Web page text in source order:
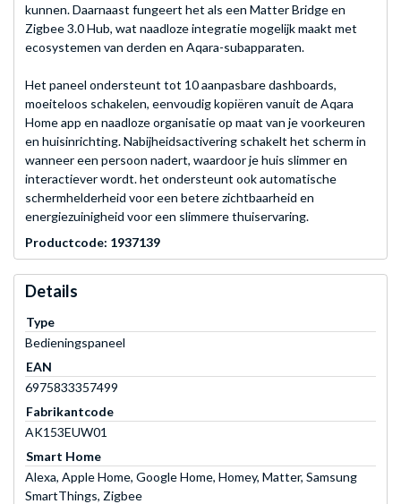
kunnen. Daarnaast fungeert het als een Matter Bridge en
Zigbee 3.0 Hub, wat naadloze integratie mogelijk maakt met
ecosystemen van derden en Aqara-subapparaten.
Het paneel ondersteunt tot 10 aanpasbare dashboards,
moeiteloos schakelen, eenvoudig kopiëren vanuit de Aqara
Home app en naadloze organisatie op maat van je voorkeuren
en huisinrichting. Nabijheidsactivering schakelt het scherm in
wanneer een persoon nadert, waardoor je huis slimmer en
interactiever wordt. het ondersteunt ook automatische
schermhelderheid voor een betere zichtbaarheid en
energiezuinigheid voor een slimmere thuiservaring.
Productcode: 1937139
Details
Type
Bedieningspaneel
EAN
6975833357499
Fabrikantcode
AK153EUW01
Smart Home
Alexa, Apple Home, Google Home, Homey, Matter, Samsung
SmartThings, Zigbee